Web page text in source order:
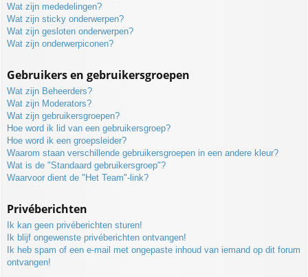
Wat zijn mededelingen?
Wat zijn sticky onderwerpen?
Wat zijn gesloten onderwerpen?
Wat zijn onderwerpiconen?
Gebruikers en gebruikersgroepen
Wat zijn Beheerders?
Wat zijn Moderators?
Wat zijn gebruikersgroepen?
Hoe word ik lid van een gebruikersgroep?
Hoe word ik een groepsleider?
Waarom staan verschillende gebruikersgroepen in een andere kleur?
Wat is de "Standaard gebruikersgroep"?
Waarvoor dient de "Het Team"-link?
Privéberichten
Ik kan geen privéberichten sturen!
Ik blijf ongewenste privéberichten ontvangen!
Ik heb spam of een e-mail met ongepaste inhoud van iemand op dit forum
ontvangen!